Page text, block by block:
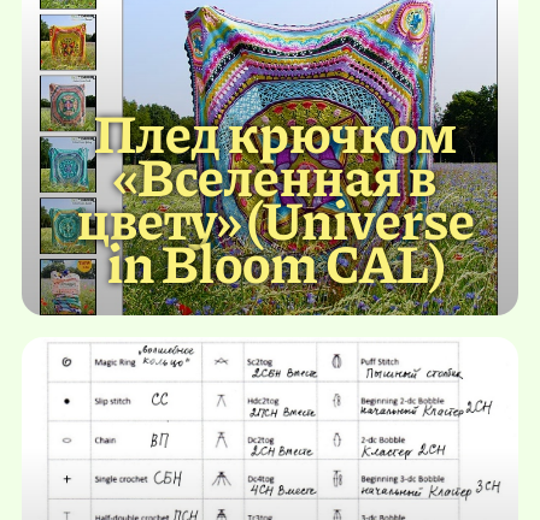
Плед крючком
«Вселенная в
цвету» (Universe
in Bloom CAL)